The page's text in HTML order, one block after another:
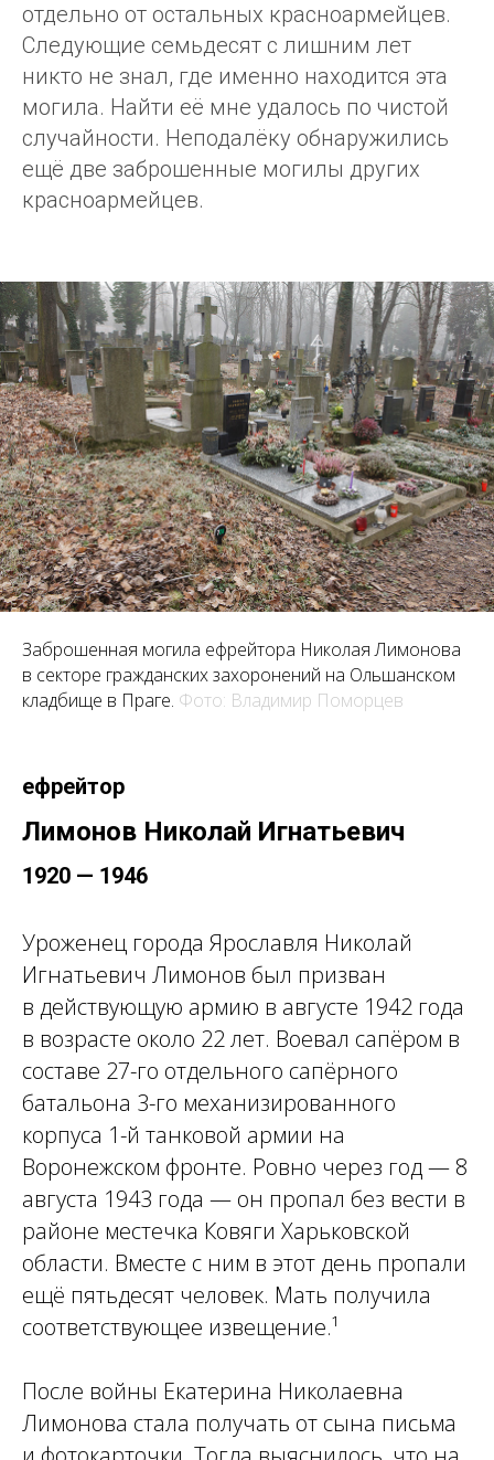
отдельно от остальных красноармейцев.
Следующие семьдесят с лишним лет
никто не знал, где именно находится эта
могила. Найти её мне удалось по чистой
случайности. Неподалёку обнаружились
ещё две заброшенные могилы других
красноармейцев.
Заброшенная могила ефрейтора Николая Лимонова
в секторе гражданских захоронений на Ольшанском
кладбище в Праге. Фото: Владимир Поморцев
ефрейтор
Лимонов Николай Игнатьевич
1920 — 1946
Уроженец города Ярославля Николай
Игнатьевич Лимонов был призван
в действующую армию в августе 1942 года
в возрасте около 22 лет. Воевал сапёром в
составе 27-го отдельного сапёрного
батальона 3-го механизированного
корпуса 1-й танковой армии на
Воронежском фронте. Ровно через год — 8
августа 1943 года — он пропал без вести в
районе местечка Ковяги Харьковской
области. Вместе с ним в этот день пропали
ещё пятьдесят человек. Мать получила
соответствующее извещение.¹
После войны Екатерина Николаевна
Лимонова стала получать от сына письма